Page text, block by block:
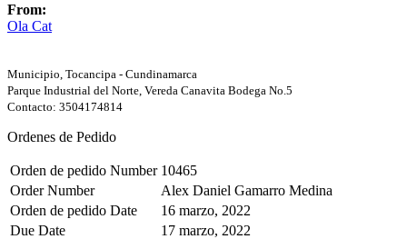
From:
Ola Cat
Municipio, Tocancipa - Cundinamarca
Parque Industrial del Norte, Vereda Canavita Bodega No.5
Contacto: 3504174814
Ordenes de Pedido
Orden de pedido Number 10465
Order Number
Alex Daniel Gamarro Medina
Orden de pedido Date
16 marzo, 2022
Due Date
17 marzo, 2022